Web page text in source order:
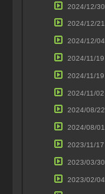
2024/12/30
2024/12/21
2024/12/04
2024/11/19
2024/11/19
2024/11/02
2024/08/22
2024/08/01
2023/11/17
2023/03/30
2023/02/04